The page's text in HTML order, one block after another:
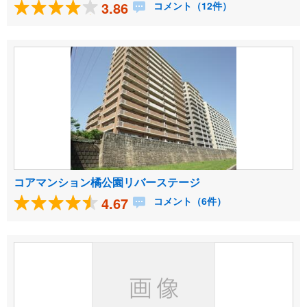
3.86 コメント（12件）
コアマンション橘公園リバーステージ
4.67 コメント（6件）